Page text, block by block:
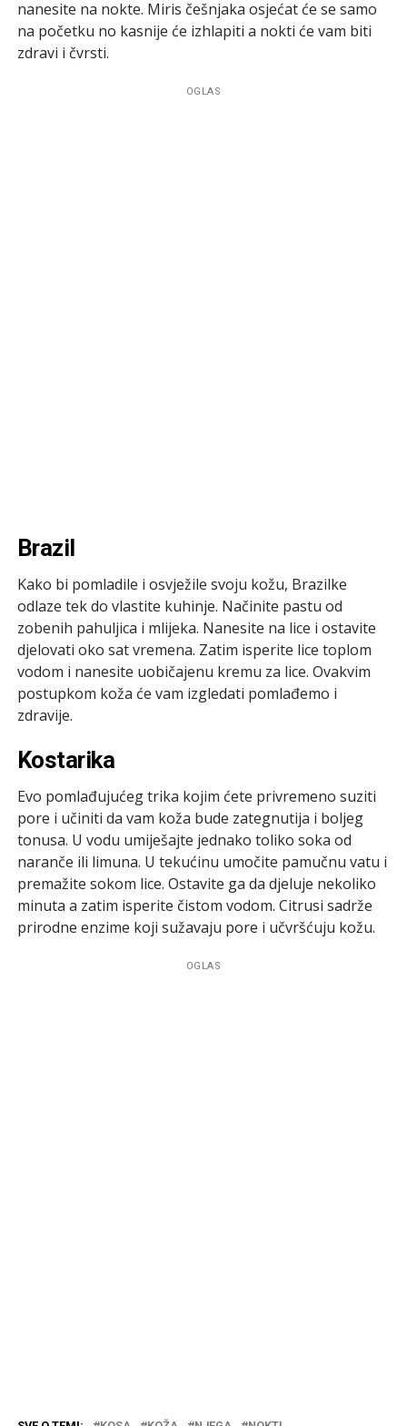
nanesite na nokte. Miris češnjaka osjećat će se samo
na početku no kasnije će izhlapiti a nokti će vam biti
zdravi i čvrsti.
OGLAS
Brazil
Kako bi pomladile i osvježile svoju kožu, Brazilke
odlaze tek do vlastite kuhinje. Načinite pastu od
zobenih pahuljica i mlijeka. Nanesite na lice i ostavite
djelovati oko sat vremena. Zatim isperite lice toplom
vodom i nanesite uobičajenu kremu za lice. Ovakvim
postupkom koža će vam izgledati pomlađemo i
zdravije.
Kostarika
Evo pomlađujućeg trika kojim ćete privremeno suziti
pore i učiniti da vam koža bude zategnutija i boljeg
tonusa. U vodu umiješajte jednako toliko soka od
naranče ili limuna. U tekućinu umočite pamučnu vatu i
premažite sokom lice. Ostavite ga da djeluje nekoliko
minuta a zatim isperite čistom vodom. Citrusi sadrže
prirodne enzime koji sužavaju pore i učvršćuju kožu.
OGLAS